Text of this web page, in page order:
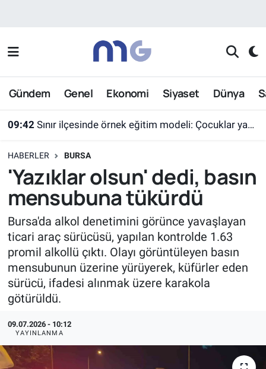
Gündem Genel Ekonomi Siyaset Dünya
09:42 Sınır ilçesinde örnek eğitim modeli: Çocuklar yazın ekran yerine etkinlikleri seçti
HABERLER BURSA
'Yazıklar olsun' dedi, basın
mensubuna tükürdü
Bursa'da alkol denetimini görünce yavaşlayan
ticari araç sürücüsü, yapılan kontrolde 1.63
promil alkollü çıktı. Olayı görüntüleyen basın
mensubunun üzerine yürüyerek, küfürler eden
sürücü, ifadesi alınmak üzere karakola
götürüldü.
09.07.2026 - 10:12
YAYINLANMA
Nöbetçi Eczaneler
Hava Durumu
Süper Lig Puan Durumu ve Fikstür
Tüm Manşetler
Son Dakika Haberleri
Haber Arşivi